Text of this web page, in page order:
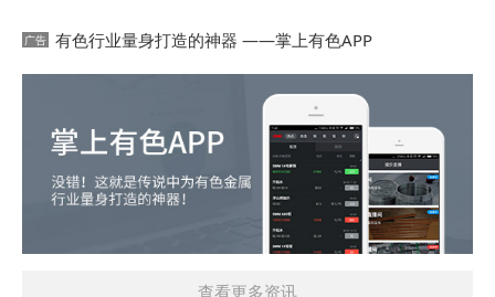
有色行业量身打造的神器 ——掌上有色APP
查看更多资讯